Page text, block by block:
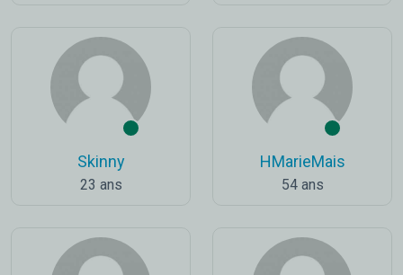
Skinny
23 ans
HMarieMais
54 ans